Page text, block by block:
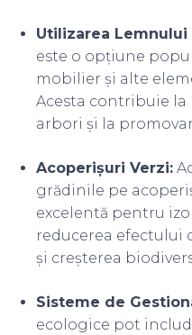
Utilizarea Lemnului
este o opțiune
mobilier și alte
Acesta contribuie la
arbori și la
Acoperișuri Verzi:
grădinile pe
excelentă pentru
reducerea efectului
și creșterea
Sisteme de
ecologice pot